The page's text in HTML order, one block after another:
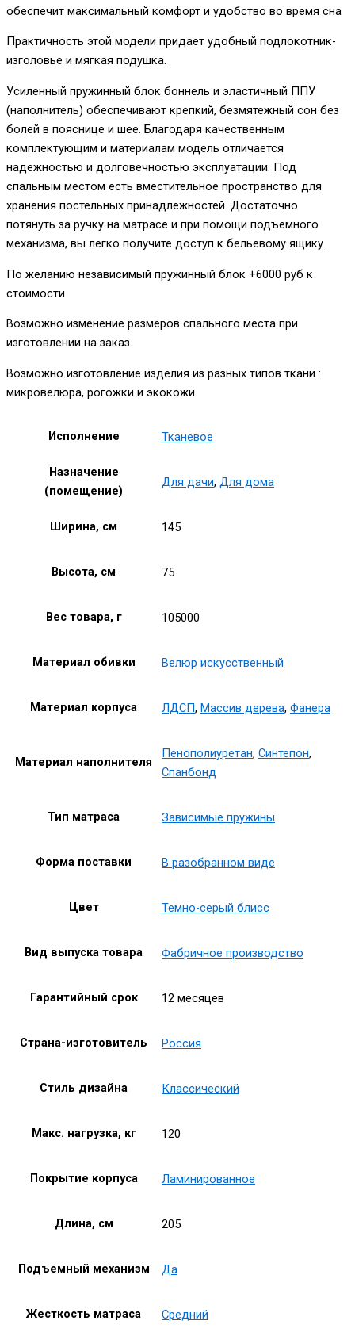
обеспечит максимальный комфорт и удобство во время сна
Практичность этой модели придает удобный подлокотник-
изголовье и мягкая подушка.
Усиленный пружинный блок боннель и эластичный ППУ
(наполнитель) обеспечивают крепкий, безмятежный сон без
болей в пояснице и шее. Благодаря качественным
комплектующим и материалам модель отличается
надежностью и долговечностью эксплуатации. Под
спальным местом есть вместительное пространство для
хранения постельных принадлежностей. Достаточно
потянуть за ручку на матрасе и при помощи подъемного
механизма, вы легко получите доступ к бельевому ящику.
По желанию независимый пружинный блок +6000 руб к
стоимости
Возможно изменение размеров спального места при
изготовлении на заказ.
Возможно изготовление изделия из разных типов ткани :
микровелюра, рогожки и экокожи.
Исполнение Тканевое
Назначение
(помещение)
Для дачи, Для дома
Ширина, см 145
Высота, см 75
Вес товара, г 105000
Материал обивки Велюр искусственный
Материал корпуса ЛДСП, Массив дерева, Фанера
Материал наполнителя
Пенополиуретан, Синтепон,
Спанбонд
Тип матраса Зависимые пружины
Форма поставки В разобранном виде
Цвет Темно-серый блисс
Вид выпуска товара Фабричное производство
Гарантийный срок 12 месяцев
Страна-изготовитель Россия
Стиль дизайна Классический
Макс. нагрузка, кг 120
Покрытие корпуса Ламинированное
Длина, см 205
Подъемный механизм Да
Жесткость матраса Средний